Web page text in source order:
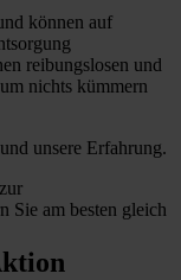
können auf
reibungslosen und
nichts kümmern
unsere Erfahrung.
Sie am besten gleich